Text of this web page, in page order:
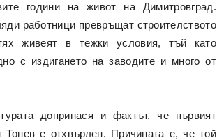
години на живот на Димитровград.
работници превръщат строителството
живеят в тежки условия, тъй като
с издигането на заводите и много от
допринася и фактът, че първият
Тонев е отхвърлен. Причината е, че той